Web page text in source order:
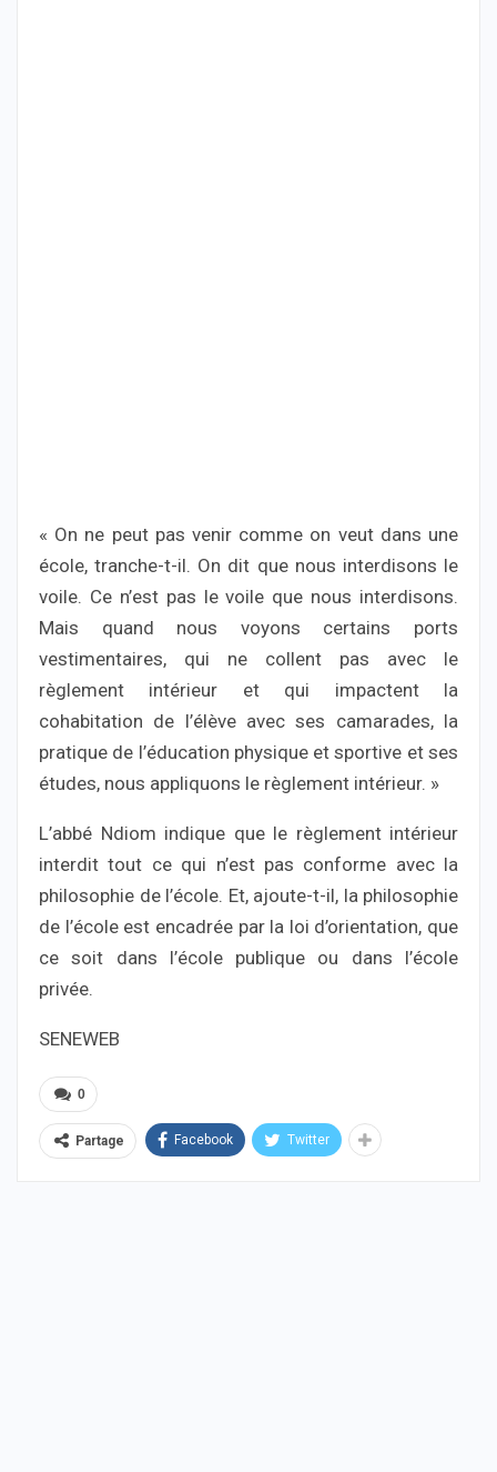
« On ne peut pas venir comme on veut dans une
école, tranche-t-il. On dit que nous interdisons le
voile. Ce n’est pas le voile que nous interdisons.
Mais quand nous voyons certains ports
vestimentaires, qui ne collent pas avec le
règlement intérieur et qui impactent la
cohabitation de l’élève avec ses camarades, la
pratique de l’éducation physique et sportive et ses
études, nous appliquons le règlement intérieur. »
L’abbé Ndiom indique que le règlement intérieur
interdit tout ce qui n’est pas conforme avec la
philosophie de l’école. Et, ajoute-t-il, la philosophie
de l’école est encadrée par la loi d’orientation, que
ce soit dans l’école publique ou dans l’école
privée.
SENEWEB
0
Partage Facebook Twitter